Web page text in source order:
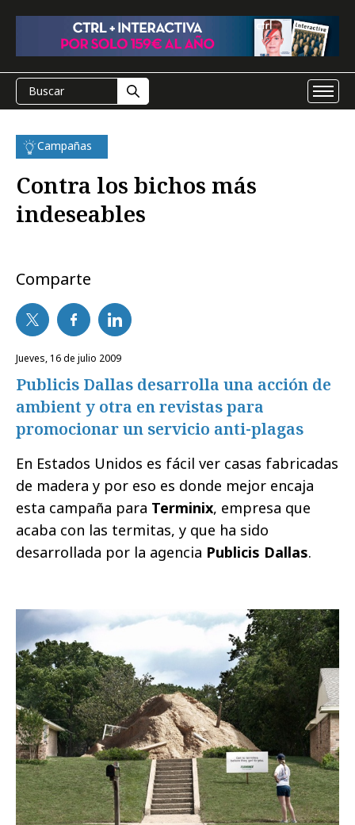
Campañas
Contra los bichos más
indeseables
Comparte
jueves, 16 de julio 2009
Publicis Dallas desarrolla una acción de
ambient y otra en revistas para
promocionar un servicio anti-plagas
En Estados Unidos es fácil ver casas fabricadas
de madera y por eso es donde mejor encaja
esta campaña para Terminix, empresa que
acaba con las termitas, y que ha sido
desarrollada por la agencia Publicis Dallas.